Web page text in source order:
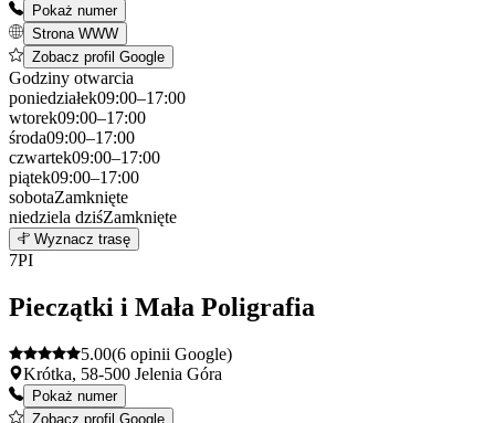
Pokaż numer
Strona WWW
Zobacz profil Google
Godziny otwarcia
poniedziałek09:00–17:00
wtorek09:00–17:00
środa09:00–17:00
czwartek09:00–17:00
piątek09:00–17:00
sobotaZamknięte
niedziela dziśZamknięte
+
Wyznacz trasę
7PI
Pieczątki i Mała Poligrafia
5.00(6 opinii Google)
Krótka, 58-500 Jelenia Góra
Pokaż numer
Zobacz profil Google